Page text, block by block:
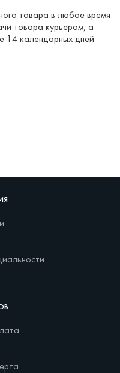
товара в любое время
товара курьером, а
14 календарных дней.